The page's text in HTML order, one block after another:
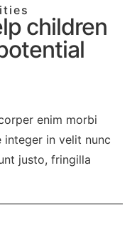
children
enim morbi
in velit nunc
justo, fringilla